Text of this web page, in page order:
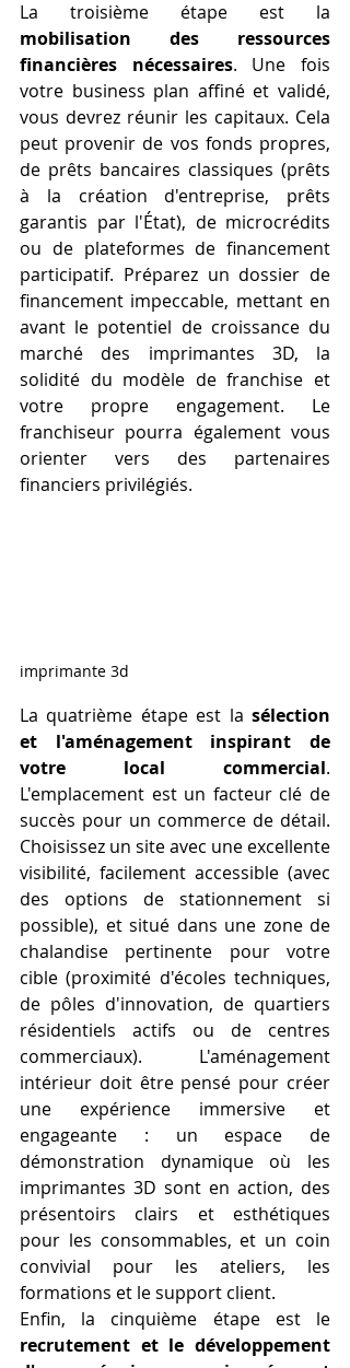
mobilisation des ressources
financières nécessaires. Une fois
votre business plan affiné et validé,
vous devrez réunir les capitaux. Cela
peut provenir de vos fonds propres,
de prêts bancaires classiques (prêts
à la création d'entreprise, prêts
garantis par l'État), de microcrédits
ou de plateformes de financement
participatif. Préparez un dossier de
financement impeccable, mettant en
avant le potentiel de croissance du
marché des imprimantes 3D, la
solidité du modèle de franchise et
votre propre engagement. Le
franchiseur pourra également vous
orienter vers des partenaires
financiers privilégiés.
imprimante 3d
La quatrième étape est la sélection
et l'aménagement inspirant de
votre local commercial.
L'emplacement est un facteur clé de
succès pour un commerce de détail.
Choisissez un site avec une excellente
visibilité, facilement accessible (avec
des options de stationnement si
possible), et situé dans une zone de
chalandise pertinente pour votre
cible (proximité d'écoles techniques,
de pôles d'innovation, de quartiers
résidentiels actifs ou de centres
commerciaux). L'aménagement
intérieur doit être pensé pour créer
une expérience immersive et
engageante : un espace de
démonstration dynamique où les
imprimantes 3D sont en action, des
présentoirs clairs et esthétiques
pour les consommables, et un coin
convivial pour les ateliers, les
formations et le support client.
recrutement et le développement